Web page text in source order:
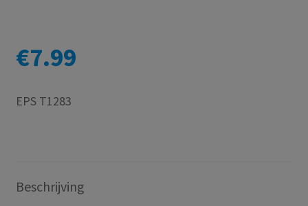
€7.99
EPS T1283
Beschrijving